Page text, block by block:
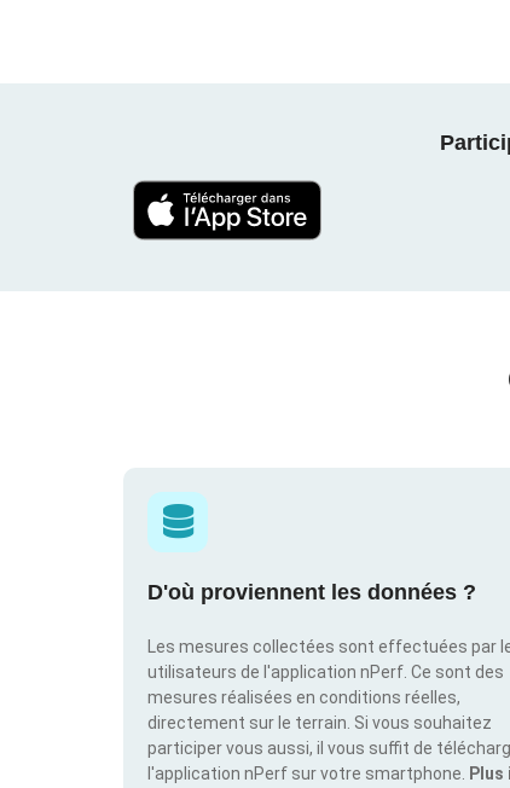
D'où proviennent les données ?
Les mesures collectées sont effectuées par
utilisateurs de l'application nPerf. Ce sont des
mesures réalisées en conditions réelles,
directement sur le terrain. Si vous souhaitez
participer vous aussi, il vous suffit de
l'application nPerf sur votre smartphone.
Plus